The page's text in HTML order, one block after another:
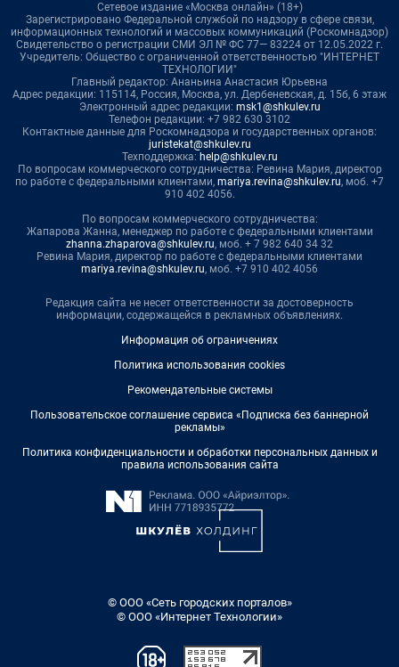
Сетевое издание «Москва онлайн» (18+)
Зарегистрировано Федеральной службой по надзору в сфере связи,
информационных технологий и массовых коммуникаций (Роскомнадзор)
Свидетельство о регистрации СМИ ЭЛ № ФС 77— 83224 от 12.05.2022 г.
Учредитель: Общество с ограниченной ответственностью "ИНТЕРНЕТ
ТЕХНОЛОГИИ"
Главный редактор: Ананьина Анастасия Юрьевна
Адрес редакции: 115114, Россия, Москва, ул. Дербеневская, д. 15б, 6 этаж
Электронный адрес редакции: msk1@shkulev.ru
Телефон редакции: +7 982 630 3102
Контактные данные для Роскомнадзора и государственных органов:
juristekat@shkulev.ru
Техподдержка: help@shkulev.ru
По вопросам коммерческого сотрудничества: Ревина Мария, директор
по работе с федеральными клиентами, mariya.revina@shkulev.ru, моб. +7
910 402 4056.
По вопросам коммерческого сотрудничества:
Жапарова Жанна, менеджер по работе с федеральными клиентами
zhanna.zhaparova@shkulev.ru, моб. + 7 982 640 34 32
Ревина Мария, директор по работе с федеральными клиентами
mariya.revina@shkulev.ru, моб. +7 910 402 4056
Редакция сайта не несет ответственности за достоверность
информации, содержащейся в рекламных объявлениях.
Информация об ограничениях
Политика использования cookies
Рекомендательные системы
Пользовательское соглашение сервиса «Подписка без баннерной
рекламы»
Политика конфиденциальности и обработки персональных данных и
правила использования сайта
© ООО «Сеть городских порталов»
© ООО «Интернет Технологии»